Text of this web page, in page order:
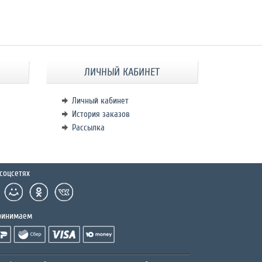
ЛИЧНЫЙ КАБИНЕТ
Личный кабинет
История заказов
Рассылка